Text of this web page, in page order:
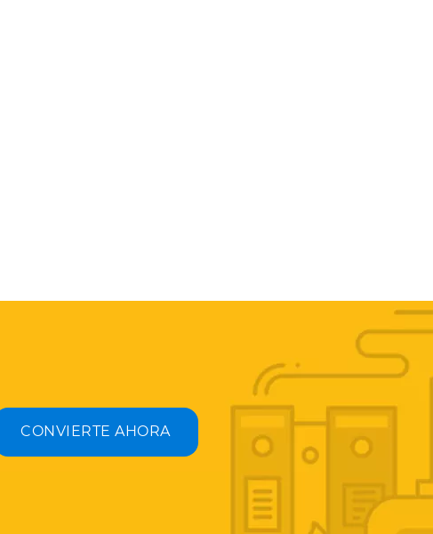
CONVIERTE AHORA